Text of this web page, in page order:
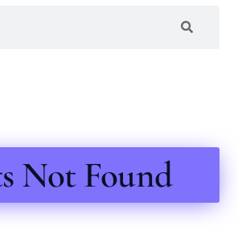
Not Found